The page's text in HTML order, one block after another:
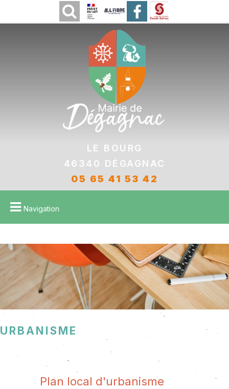
Le bourg
46340 DÉGAGNAC
05 65 41 53 42
Navigation
Urbanisme
Plan local d'urbanisme